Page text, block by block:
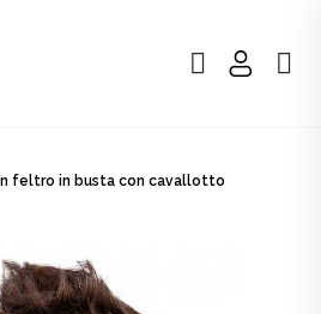
feltro in busta con cavallotto